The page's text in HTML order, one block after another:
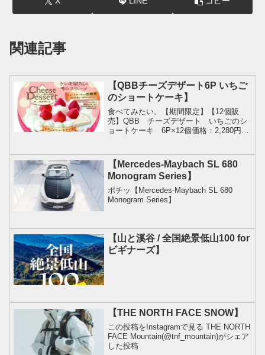
関連記事
【QBBチーズデザート6P いちご
のショートケーキ】
食べてみたい。【期間限定】【12個販
売】QBB チーズデザート いちごのシ
ョートケーキ 6P×12個価格：2,280円
【Mercedes-Maybach SL 680
Monogram Series】
ポチッ【Mercedes-Maybach SL 680
Monogram Series】
【山と溪谷 / 全国絶景低山100 for
ビギナーズ】
【THE NORTH FACE SNOW】
この投稿をInstagramで見る THE NORTH
FACE Mountain(@tnf_mountain)がシェア
した投稿